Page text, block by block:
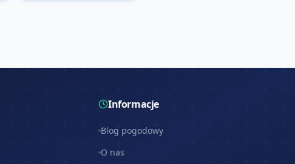
Informacje
Blog pogodowy
O nas